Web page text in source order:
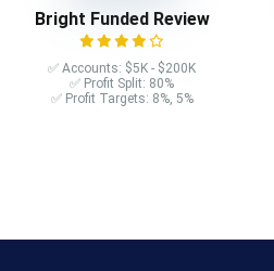
Bright Funded Review
✅ Accounts: $5K - $200K
✅ Profit Split: 80%
✅ Profit Targets: 8%, 5%